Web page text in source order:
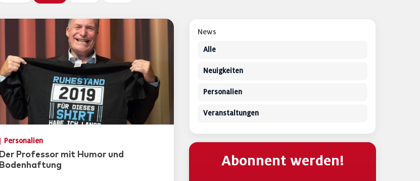
Personalien
Der Professor mit Humor und
Bodenhaftung
News
Alle
Neuigkeiten
Personalien
Veranstaltungen
Abonnent werden!